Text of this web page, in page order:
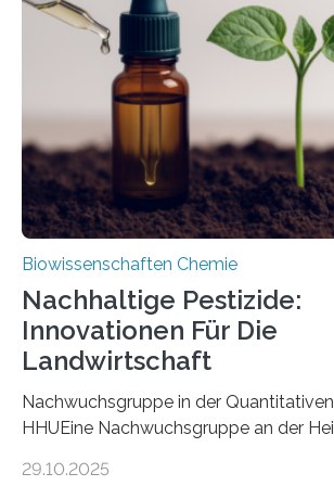
Art einer neuen Gattung beschrieben
nun den Namen Cretosabethes
fossile Nachweis einer
stellt gleichzeitig den ersten Fossilfund
Mückenlarve aus dem Mesozoikum dar,
Biowissenschaften Chemie
Nachhaltige Pestizide:
Innovationen Für Die
Landwirtschaft
Nachwuchsgruppe in der
HHUEine Nachwuchsgruppe an der
fünf Jahren erforschen, wie Bakterien auf
29.10.2025